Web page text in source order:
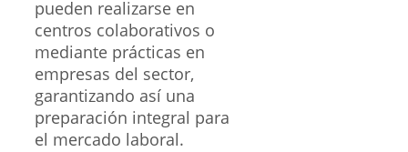
pueden realizarse en
centros colaborativos o
mediante prácticas en
empresas del sector,
garantizando así una
preparación integral para
el mercado laboral.